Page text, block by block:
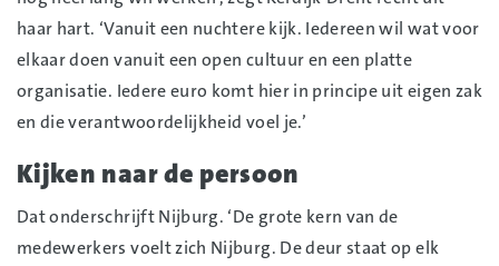
haar hart. ‘Vanuit een nuchtere kijk. Iedereen wil wat voor
elkaar doen vanuit een open cultuur en een platte
organisatie. Iedere euro komt hier in principe uit eigen zak
en die verantwoordelijkheid voel je.’
Kijken naar de persoon
Dat onderschrijft Nijburg. ‘De grote kern van de
medewerkers voelt zich Nijburg. De deur staat op elk